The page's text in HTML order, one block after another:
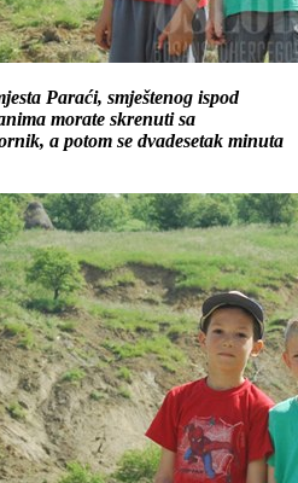
Paraći, smještenog ispod
morate skrenuti sa
a potom se dvadesetak minuta